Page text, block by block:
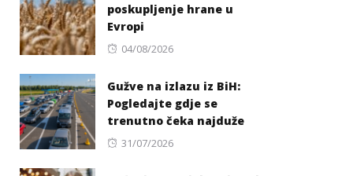
poskupljenje hrane u
Evropi
Posted
04/08/2026
Gužve na izlazu iz BiH:
Pogledajte gdje se
trenutno čeka najduže
Posted
31/07/2026